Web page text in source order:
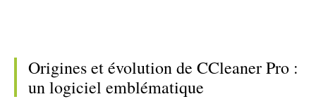
Origines et évolution de CCleaner Pro :
un logiciel emblématique